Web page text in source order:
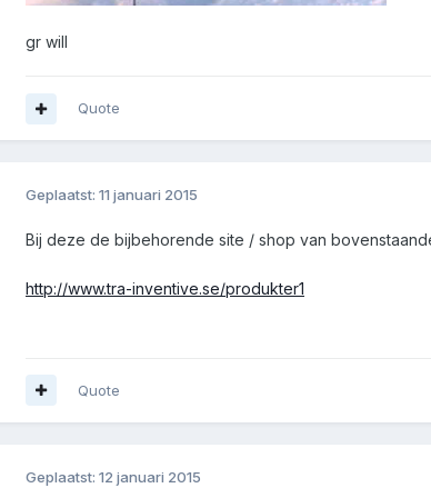
gr will
Quote
Geplaatst: 11 januari 2015
Bij deze de bijbehorende site / shop van
http://www.tra-inventive.se/produkter1
Quote
Geplaatst: 12 januari 2015